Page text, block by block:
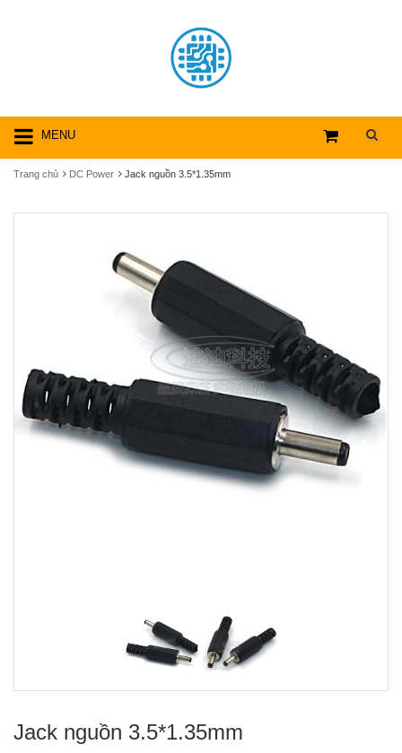
MENU
Trang chủ DC Power Jack nguồn 3.5*1.35mm
Jack nguồn 3.5*1.35mm